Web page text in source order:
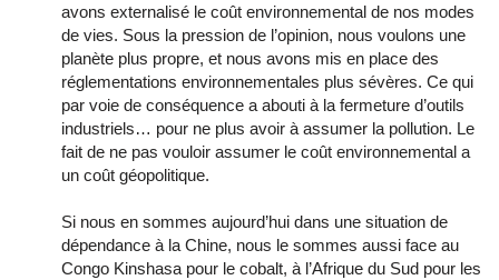
avons externalisé le coût environnemental de nos modes
de vies. Sous la pression de l’opinion, nous voulons une
planète plus propre, et nous avons mis en place des
réglementations environnementales plus sévères. Ce qui
par voie de conséquence a abouti à la fermeture d’outils
industriels… pour ne plus avoir à assumer la pollution. Le
fait de ne pas vouloir assumer le coût environnemental a
un coût géopolitique.
Si nous en sommes aujourd’hui dans une situation de
dépendance à la Chine, nous le sommes aussi face au
Congo Kinshasa pour le cobalt, à l’Afrique du Sud pour les